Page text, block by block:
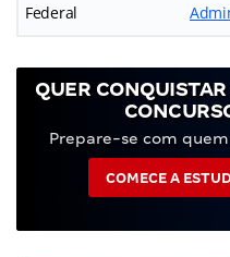
Federal
QUER
Prepare-se com
COMECE A